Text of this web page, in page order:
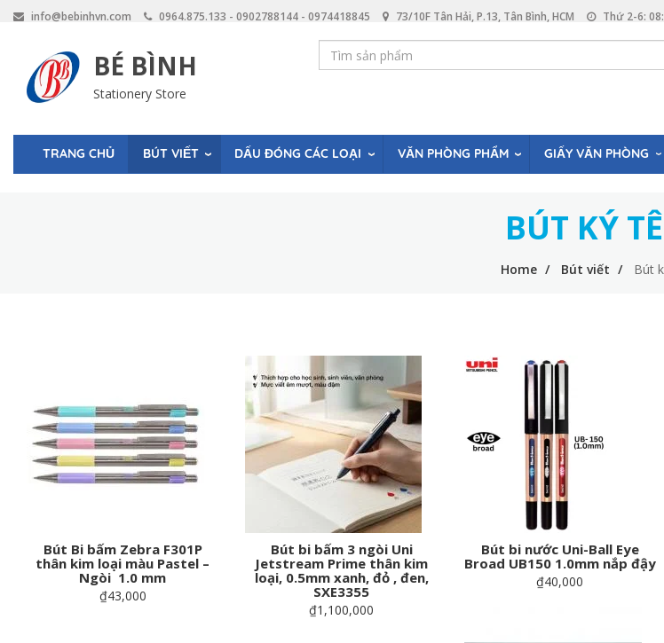
Skip
content
info@bebinhvn.com 0964.875.133 - 0902788144 - 0974418845 73/10F Tân Hải, P.13, Tân Bình, HCM Thứ 2-6:
BÉ BÌNH
Stationery Store
TRANG CHỦ BÚT VIẾT DẤU ĐÓNG CÁC LOẠI VĂN PHÒNG PHẨM GIẤY VĂN PHÒNG
BÚT KÝ
Home Bút viết Bút
Bút Bi bấm Zebra F301P
thân kim loại màu Pastel –
Ngòi 1.0 mm
₫43,000
Bút bi bấm 3 ngòi Uni
Jetstream Prime thân kim
loại, 0.5mm xanh, đỏ , đen,
SXE3355
₫1,100,000
Bút bi nước Uni-Ball Eye
Broad UB150 1.0mm nắp đậy
₫40,000